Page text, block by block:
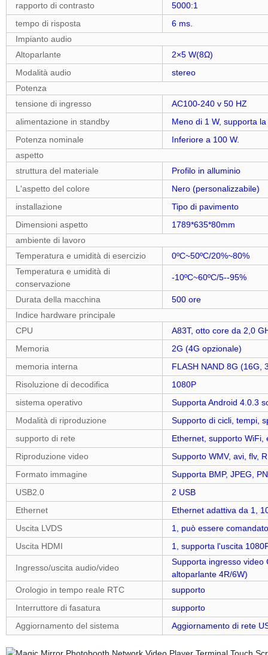
rapporto di contrasto
5000:1
tempo di risposta
6 ms.
Impianto audio
Altoparlante
2×5 W(8Ω)
Modalità audio
stereo
Potenza
tensione di ingresso
AC100-240 v 50 HZ
alimentazione in standby
Meno di 1 W, supporta
Potenza nominale
Inferiore a 100 W.
aspetto
struttura del materiale
Profilo in alluminio
L'aspetto del colore
Nero (personalizzabile)
installazione
Tipo di pavimento
Dimensioni aspetto
1789*635*80mm
ambiente di lavoro
Temperatura e umidità di esercizio
0ºC~50ºC/20%~80%
Temperatura e umidità di
conservazione
-10ºC~60ºC/5--95%
Durata della macchina
500 ore
Indice hardware principale
CPU
A83T, otto core da 2,0
Memoria
2G (4G opzionale)
memoria interna
FLASH NAND 8G (16G,
Risoluzione di decodifica
1080P
sistema operativo
Supporta Android 4.0.3
Modalità di riproduzione
Supporto di cicli, tempi,
supporto di rete
Ethernet, supporto WiFi,
Riproduzione video
Supporto WMV, avi, flv,
Formato immagine
Supporta BMP, JPEG,
USB2.0
2 USB
Ethernet
Ethernet adattiva da 1,
Uscita LVDS
1, può essere
Uscita HDMI
1, supporta l'uscita
Ingresso/uscita audio/video
Supporta ingresso video
altoparlante 4R/6W)
Orologio in tempo reale RTC
supporto
Interruttore di fasatura
supporto
Aggiornamento del sistema
Aggiornamento di rete